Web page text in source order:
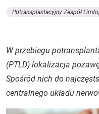
Potransplantacyjny Zespół
W przebiegu
(PTLD) lokalizacja
Spośród nich do
centralnego układu